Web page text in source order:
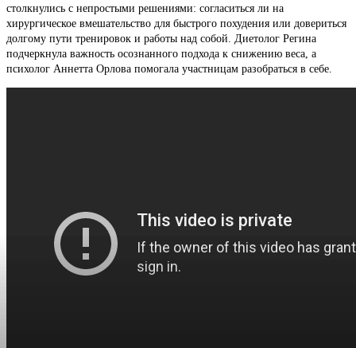
столкнулись с непростыми решениями: согласиться ли на
хирургическое вмешательство для быстрого похудения или довериться
долгому пути тренировок и работы над собой. Диетолог Регина
подчеркнула важность осознанного подхода к снижению веса, а
психолог Аннетта Орлова помогала участницам разобраться в себе.